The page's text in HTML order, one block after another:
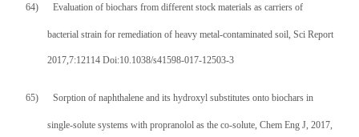
64) Evaluation of biochars from different stock materials as carriers of
bacterial strain for remediation of heavy metal-contaminated soil, Sci Report
2017,7:12114 Doi:10.1038/s41598-017-12503-3
65) Sorption of naphthalene and its hydroxyl substitutes onto biochars in
single-solute systems with propranolol as the co-solute, Chem Eng J, 2017,